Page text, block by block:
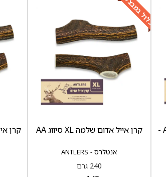
קרן אייל אדום שלמה M סיווג AA -
כלול במבצע
אנטלרס - ANTLERS
קרן אייל אדום שלמה XL סיווג AA
240 גרם